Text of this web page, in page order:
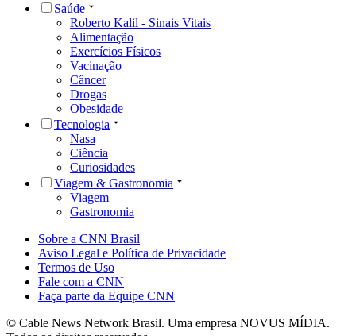
Saúde
Roberto Kalil - Sinais Vitais
Alimentação
Exercícios Físicos
Vacinação
Câncer
Drogas
Obesidade
Tecnologia
Nasa
Ciência
Curiosidades
Viagem & Gastronomia
Viagem
Gastronomia
Sobre a CNN Brasil
Aviso Legal e Política de Privacidade
Termos de Uso
Fale com a CNN
Faça parte da Equipe CNN
© Cable News Network Brasil. Uma empresa NOVUS MÍDIA.